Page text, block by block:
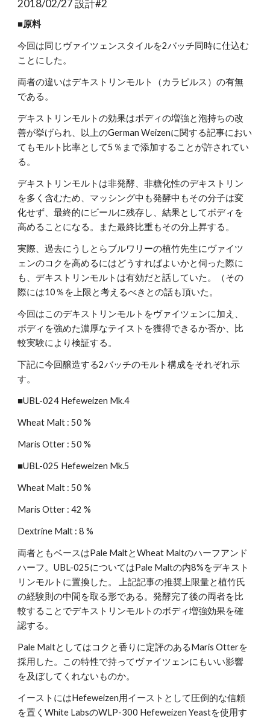
2018/02/27 設計#2
■原料
今回は同じヴァイツェンスタイルを2バッチ同時に仕込む
ことにした。
両者の違いはデキストリンモルト（カラピルス）の有無
である。
デキストリンモルトの効果はボディの増強と泡持ちの改
善が挙げられ、以上のGerman Weizenに関する記事におい
てもモルト比率として5％まで添加することが許されてい
る。
デキストリンモルトは非発酵、非糖化性のデキストリン
を多く含むため、マッシング中も発酵中もその分子は変
化せず、最終的にビールに残存し、結果としてボディを
高めることになる。また最終比重もその分上昇する。
実際、過去にうしとらブルワリーの植竹先生にヴァイツ
ェンのコクを高めるにはどうすればよいかと伺った際に
も、デキストリンモルトは有効だと話していた。（その
際には10％を上限と考えるべきとの話も頂いた。
今回はこのデキストリンモルトをヴァイツェンに加え、
ボディを強めた濃厚なテイストを獲得できるか否か、比
較実験により検証する。
下記に今回醸造する2バッチのモルト構成をそれぞれ示
す。
■UBL-024 Hefeweizen Mk.4
Wheat Malt : 50 %
Maris Otter : 50 %
■UBL-025 Hefeweizen Mk.5
Wheat Malt : 50 %
Maris Otter : 42 %
Dextrine Malt : 8 %
両者ともベースはPale MaltとWheat Maltのハーフアンド
ハーフ。UBL-025についてはPale Maltの内8%をデキスト
リンモルトに置換した。 上記記事の推奨上限量と植竹氏
の経験則の中間を取る形である。発酵完了後の両者を比
較することでデキストリンモルトのボディ増強効果を確
認する。
Pale Maltとしてはコクと香りに定評のあるMaris Otterを
採用した。この特性で持ってヴァイツェンにもいい影響
を及ぼしてくれないものか。
イーストにはHefeweizen用イーストとして圧倒的な信頼
を置くWhite LabsのWLP-300 Hefeweizen Yeastを使用す